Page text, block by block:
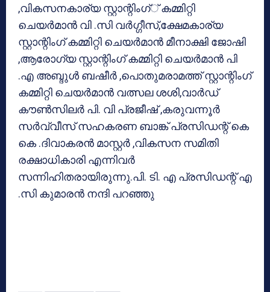
,വികസനകാര്യ സ്റ്റാന്റിംഗ്് കമ്മിറ്റി
ചെയര്‍മാന്‍ വി .സി വര്‍ഗ്ഗീസ്,ക്ഷേമകാര്യ
സ്റ്റാന്റിംഗ് കമ്മിറ്റി ചെയര്‍മാന്‍ മീനാക്ഷി ജോഷി
,ആരോഗ്യ സ്റ്റാന്റിംഗ് കമ്മിറ്റി ചെയര്‍മാന്‍ പി
.എ അബ്ദുള്‍ ബഷീര്‍ ,പൊതുമരാമത്ത് സ്റ്റാന്റിംഗ്
കമ്മിറ്റി ചെയര്‍മാന്‍ വത്സല ശശി,വാര്‍ഡ്
കൗണ്‍സിലര്‍ പി. വി പ്രജീഷ് ,കരുവന്നൂര്‍
സര്‍വ്വീസ് സഹകരണ ബാങ്ക് പ്രസിഡന്റ് കെ
കെ .ദിവാകരന്‍ മാസ്റ്റര്‍ ,വികസന സമിതി
രക്ഷാധികാരി എന്നിവര്‍
സന്നിഹിതരായിരുന്നു.പി. ടി. എ പ്രസിഡന്റ് എ
.സി കുമാരന്‍ നന്ദി പറഞ്ഞു